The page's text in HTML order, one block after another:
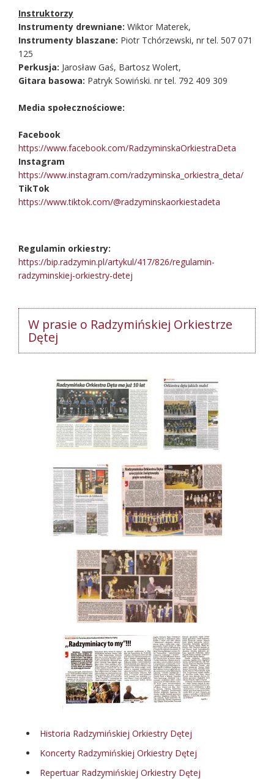
Instruktorzy
Instrumenty drewniane: Wiktor Materek,
Instrumenty blaszane: Piotr Tchórzewski, nr tel. 507 071
125
Perkusja: Jarosław Gaś, Bartosz Wolert,
Gitara basowa: Patryk Sowiński. nr tel. 792 409 309
Media społecznościowe:
Facebook
https://www.facebook.com/RadzyminskaOrkiestraDeta
Instagram
https://www.instagram.com/radzyminska_orkiestra_deta/
TikTok
https://www.tiktok.com/@radzyminskaorkiestadeta
Regulamin orkiestry:
https://bip.radzymin.pl/artykul/417/826/regulamin-
radzyminskiej-orkiestry-detej
W prasie o Radzymińskiej Orkiestrze
Dętej
Historia Radzymińskiej Orkiestry Dętej
Koncerty Radzymińskiej Orkiestry Dętej
Repertuar Radzymińskiej Orkiestry Dętej